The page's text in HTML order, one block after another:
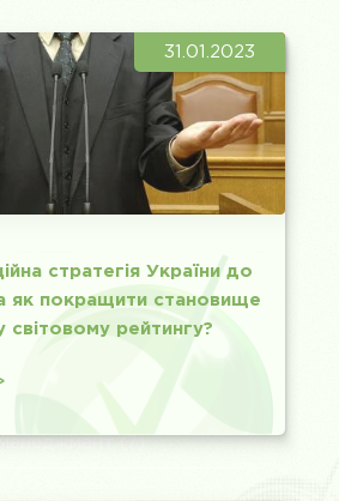
безпека (5)
менеджмент (13)
(4)
менеджмент(7)
31.01.2023
стратегія України до
як покращити становище
світовому рейтингу?